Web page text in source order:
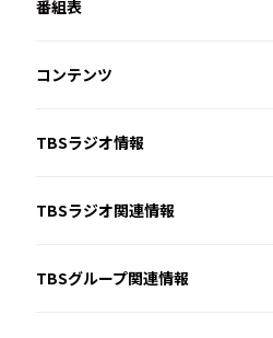
番組表
コンテンツ
TBSラジオ情報
TBSラジオ関連情報
TBSグループ関連情報